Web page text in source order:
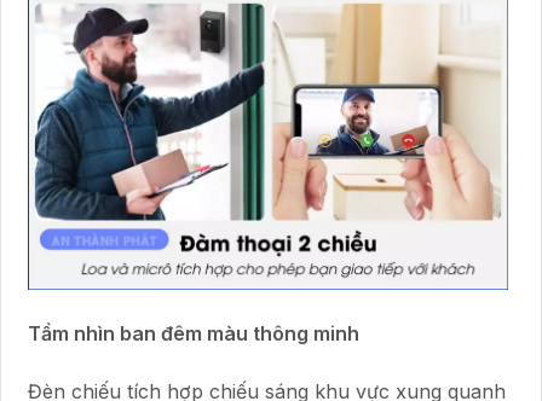
Tầm nhìn ban đêm màu thông minh
Đèn chiếu tích hợp chiếu sáng khu vực xung quanh